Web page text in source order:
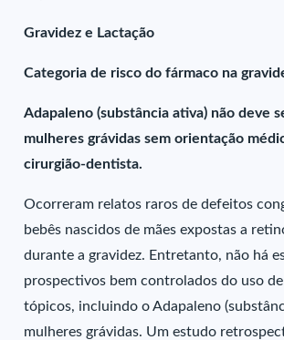
Gravidez e Lactação
Categoria de risco do fármaco na
Adapaleno (substância ativa) não deve
mulheres grávidas sem orientação
cirurgião-dentista.
Ocorreram relatos raros de defeitos
bebês nascidos de mães expostas a
durante a gravidez. Entretanto, não há
prospectivos bem controlados do uso
tópicos, incluindo o Adapaleno
mulheres grávidas. Um estudo